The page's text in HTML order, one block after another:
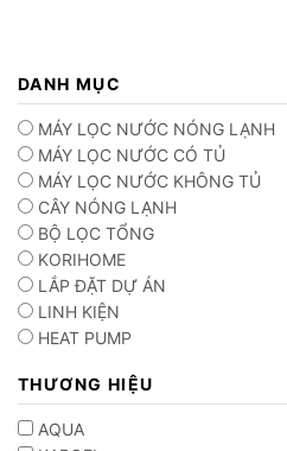
DANH MỤC
MÁY LỌC NƯỚC NÓNG LẠNH
MÁY LỌC NƯỚC CÓ TỦ
MÁY LỌC NƯỚC KHÔNG TỦ
CÂY NÓNG LẠNH
BỘ LỌC TỔNG
KORIHOME
LẮP ĐẶT DỰ ÁN
LINH KIỆN
HEAT PUMP
THƯƠNG HIỆU
AQUA